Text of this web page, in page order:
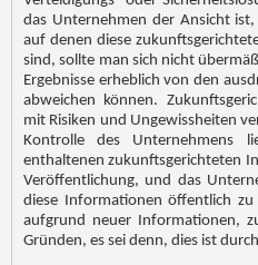
das Unternehmen der Ansicht
auf denen diese
sind, sollte man sich nicht
Ergebnisse erheblich von den
abweichen können.
mit Risiken und Ungewissheiten
Kontrolle des Unternehmens
enthaltenen zukunftsgerichteten
Veröffentlichung, und das
diese Informationen öffentlich
aufgrund neuer Informationen,
Gründen, es sei denn, dies ist